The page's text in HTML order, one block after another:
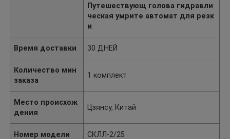
Путешествующ голова гидравли
ческая умрите автомат для резк
и
Время доставки 30 ДНЕЙ
Количество мин
заказа
1 комплект
Место происхож
дения
Цзянсу, Китай
Номер модели СКЛЛ-2/25